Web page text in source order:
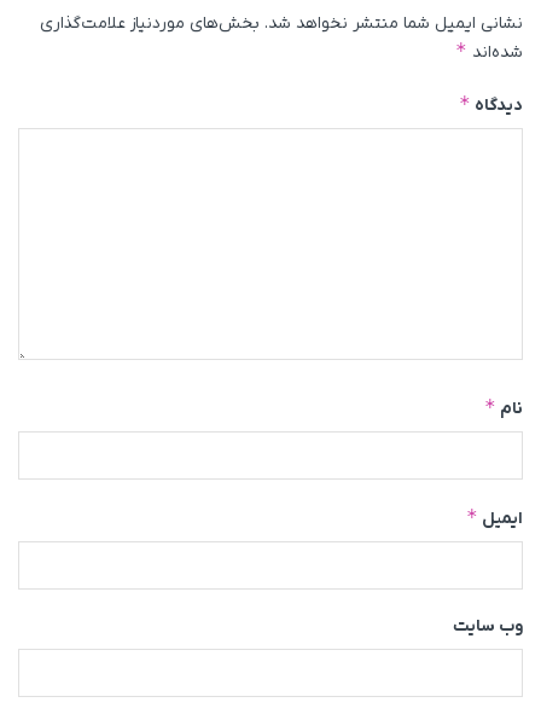
نشانی ایمیل شما منتشر نخواهد شد. بخش‌های موردنیاز علامت‌گذاری
شده‌اند *
دیدگاه *
نام *
ایمیل *
وب‌ سایت